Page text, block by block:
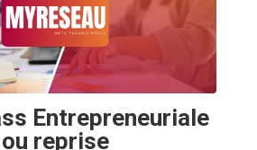
Entrepreneuriale
reprise